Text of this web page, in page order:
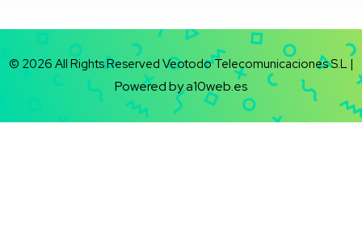
© 2026 All Rights Reserved Veotodo Telecomunicaciones S.L |
Powered by a10web.es